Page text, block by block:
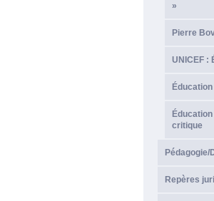
»
Pierre
UNICEF :
critique
Pédagogie/
Repères